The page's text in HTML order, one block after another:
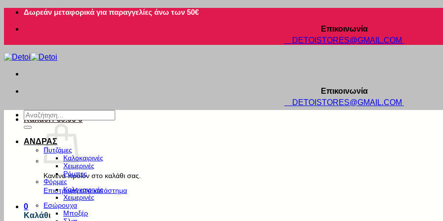
Μετάβαση
περιεχόμενο
Δωρεάν μεταφορικά για παραγγελίες άνω των 50€
Επικοινωνία
DETOISTORES@GMAIL.COM
Επικοινωνία
DETOISTORES@GMAIL.COM
Καλάθι /€0.00 0
Κανένα προϊόν στο καλάθι σας.
Επιστροφή στο κατάστημα
0
Καλάθι
Αναζήτηση
για:
ΑΝΔΡΑΣ
Πυτζάμες
Καλοκαιρινές
Χειμερινές
Ρόμπες
Φόρμες
Καλοκαιρινές
Χειμερινές
Εσώρουχα
Μποξέρ